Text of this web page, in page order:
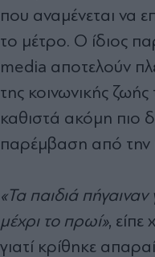
που αναμένεται να
το μέτρο. Ο ίδιος
media αποτελούν
της κοινωνικής
καθιστά ακόμη πιο
παρέμβαση από την
«Τα παιδιά
μέχρι το πρωί», είπε
γιατί κρίθηκε